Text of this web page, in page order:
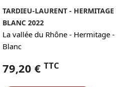
TARDIEU-LAURENT - HERMITAGE
BLANC 2022
La vallée du Rhône - Hermitage -
Blanc
79,20 € TTC